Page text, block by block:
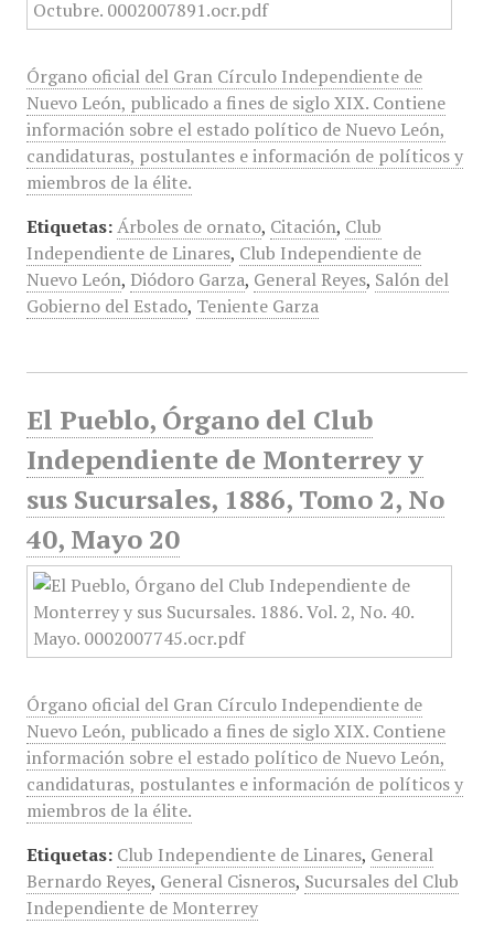
Órgano oficial del Gran Círculo Independiente de
Nuevo León, publicado a fines de siglo XIX. Contiene
información sobre el estado político de Nuevo León,
candidaturas, postulantes e información de políticos y
miembros de la élite.
Etiquetas: Árboles de ornato, Citación, Club
Independiente de Linares, Club Independiente de
Nuevo León, Diódoro Garza, General Reyes, Salón del
Gobierno del Estado, Teniente Garza
El Pueblo, Órgano del Club
Independiente de Monterrey y
sus Sucursales, 1886, Tomo 2, No
40, Mayo 20
Órgano oficial del Gran Círculo Independiente de
Nuevo León, publicado a fines de siglo XIX. Contiene
información sobre el estado político de Nuevo León,
candidaturas, postulantes e información de políticos y
miembros de la élite.
Etiquetas: Club Independiente de Linares, General
Bernardo Reyes, General Cisneros, Sucursales del Club
Independiente de Monterrey